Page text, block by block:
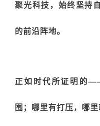
聚光科技，始终坚持
的前沿阵地。
正如时代所证明的
围；哪里有打压，哪里